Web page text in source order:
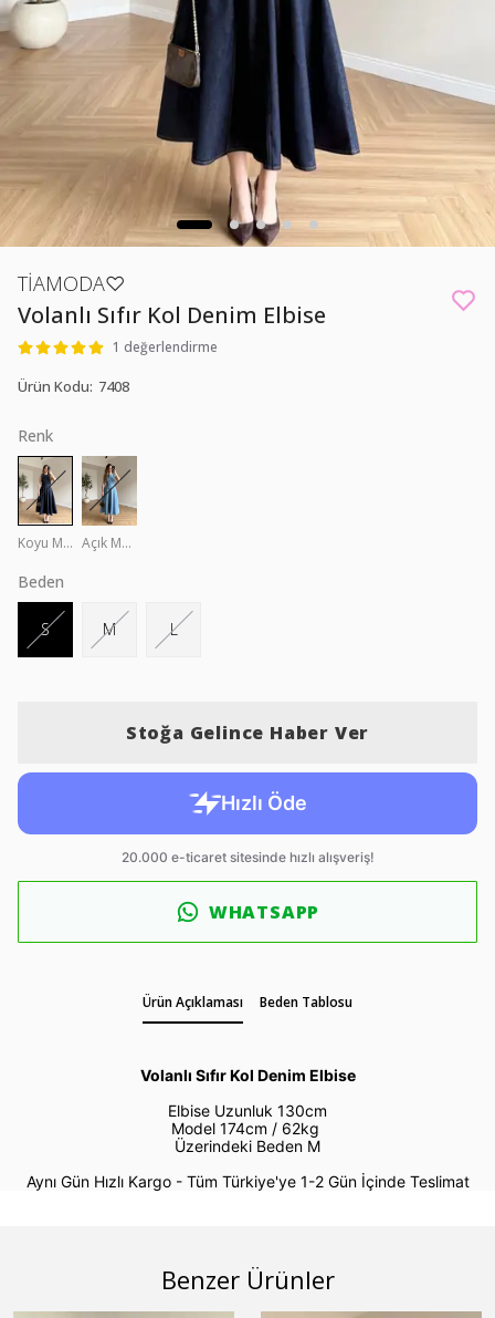
TİAMODA♡
Volanlı Sıfır Kol Denim Elbise
1 değerlendirme
Ürün Kodu: 7408
Renk
Koyu Mavi Açık Mavi
Beden
S M L
Stoğa Gelince Haber Ver
WHATSAPP
Ürün Açıklaması Beden Tablosu
Volanlı Sıfır Kol Denim Elbise
Elbise Uzunluk 130cm
Model 174cm / 62kg
Üzerindeki Beden M
Aynı Gün Hızlı Kargo - Tüm Türkiye'ye 1-2 Gün İçinde Teslimat
Benzer Ürünler